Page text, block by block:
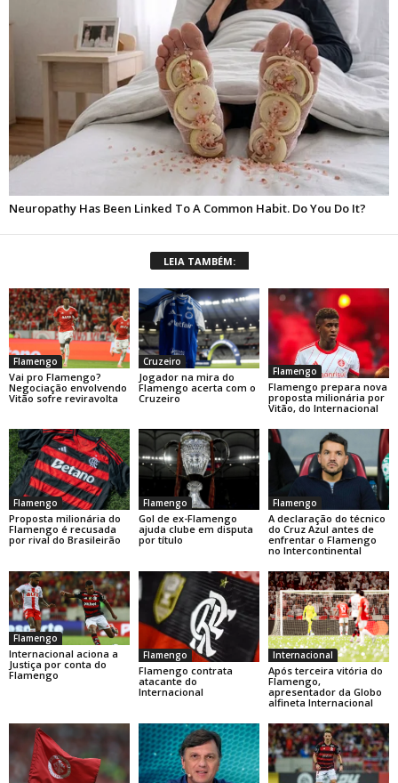
LEIA TAMBÉM:
Flamengo
Vai pro Flamengo?
Negociação envolvendo
Vitão sofre reviravolta
Cruzeiro
Jogador na mira do
Flamengo acerta com o
Cruzeiro
Flamengo
Flamengo prepara nova
proposta milionária por
Vitão, do Internacional
Flamengo
Proposta milionária do
Flamengo é recusada
por rival do Brasileirão
Flamengo
Gol de ex-Flamengo
ajuda clube em disputa
por título
Flamengo
A declaração do técnico
do Cruz Azul antes de
enfrentar o Flamengo
no Intercontinental
Flamengo
Internacional aciona a
Justiça por conta do
Flamengo
Flamengo
Flamengo contrata
atacante do
Internacional
Internacional
Após terceira vitória do
Flamengo,
apresentador da Globo
alfineta Internacional